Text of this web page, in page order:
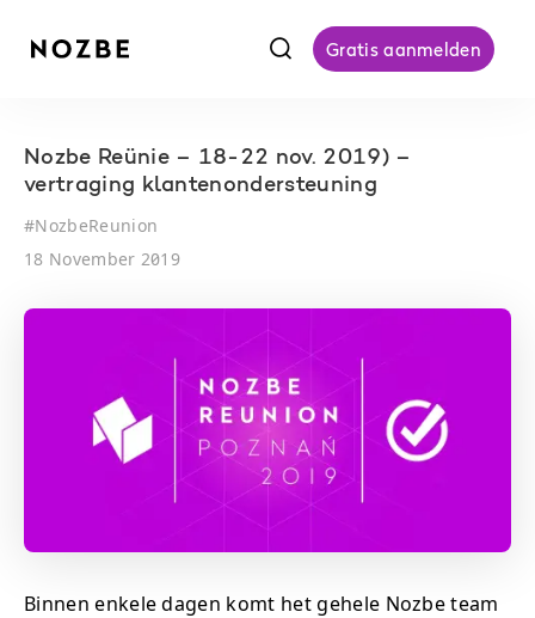
f Gratis aanmelden
Nozbe Reünie – 18-22 nov. 2019) –
vertraging klantenondersteuning
#NozbeReunion
18 November 2019
Binnen enkele dagen komt het gehele Nozbe team